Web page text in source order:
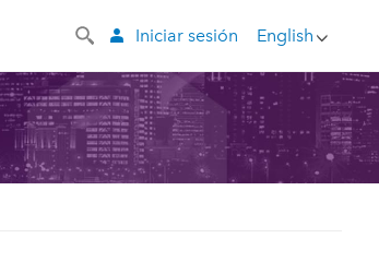
English
Iniciar sesión